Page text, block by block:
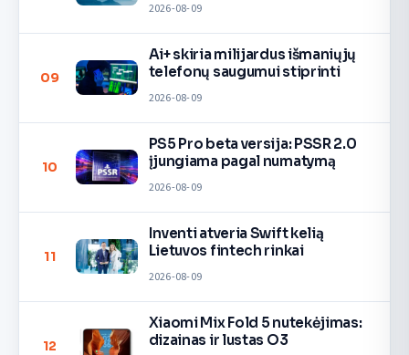
2026-08-09
09
Ai+ skiria milijardus išmaniųjų
telefonų saugumui stiprinti
2026-08-09
10
PS5 Pro beta versija: PSSR 2.0
įjungiama pagal numatymą
2026-08-09
11
Inventi atveria Swift kelią
Lietuvos fintech rinkai
2026-08-09
12
Xiaomi Mix Fold 5 nutekėjimas:
dizainas ir lustas O3